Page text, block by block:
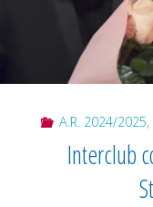
A.R. 2024/2025,
Interclub